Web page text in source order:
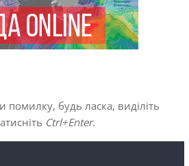
будь ласка, виділіть
Ctrl+Enter.